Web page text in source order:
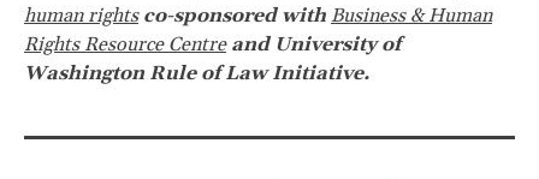
human rightsco-sponsored with Business & Human
Rights Resource Centreand University of
Washington Rule of Law Initiative.